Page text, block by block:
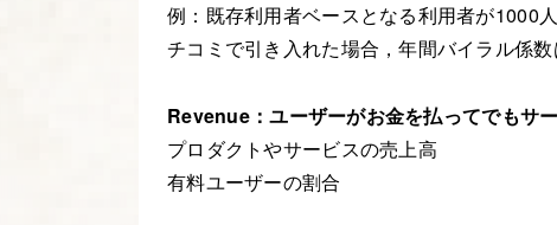
例：既存利用者ベースとなる利用者が1000
チコミで引き入れた場合，年間バイラル係
Revenue：ユーザーがお金を払ってでもサ
プロダクトやサービスの売上高
有料ユーザーの割合